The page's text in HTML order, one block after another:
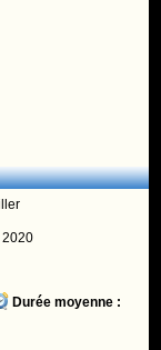
2020
Durée moyenne :